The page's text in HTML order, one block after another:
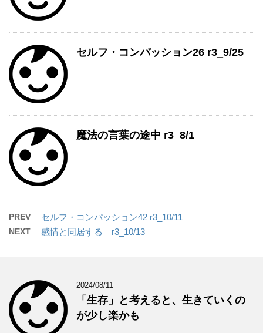
セルフ・コンパッション26 r3_9/25
魔法の言葉の途中 r3_8/1
PREV セルフ・コンパッション42 r3_10/11
NEXT 感情と同居する r3_10/13
2024/08/11
「生存」と考えると、生きていくの
が少し楽かも